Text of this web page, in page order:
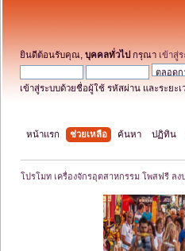
ยินดีต้อนรับคุณ, บุคคลทั่วไป กรุณา เข้าสู่
เข้าสู่ระบบด้วยชื่อผู้ใช้ รหัสผ่าน และระยะ
หน้าแรก ช่วยเหลือ ค้นหา ปฏิทิน
โปรโมท เครื่องจักรอุตสาหกรรม โพสฟรี ลง